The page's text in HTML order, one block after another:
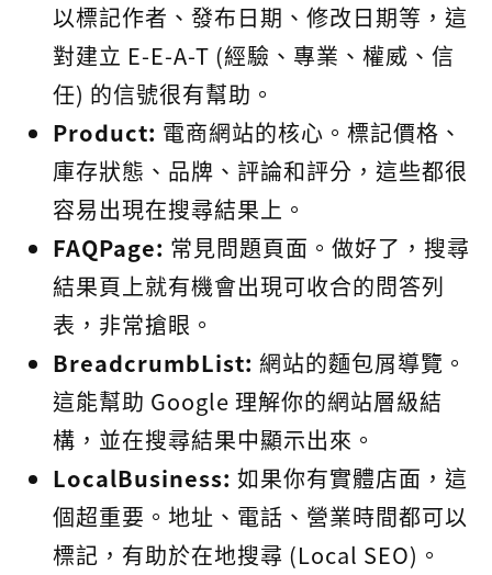
以標記作者、發布日期、修改日期等，這
對建立 E-E-A-T (經驗、專業、權威、信
任) 的信號很有幫助。
Product: 電商網站的核心。標記價格、
庫存狀態、品牌、評論和評分，這些都很
容易出現在搜尋結果上。
FAQPage: 常見問題頁面。做好了，搜尋
結果頁上就有機會出現可收合的問答列
表，非常搶眼。
BreadcrumbList: 網站的麵包屑導覽。
這能幫助 Google 理解你的網站層級結
構，並在搜尋結果中顯示出來。
LocalBusiness: 如果你有實體店面，這
個超重要。地址、電話、營業時間都可以
標記，有助於在地搜尋 (Local SEO)。